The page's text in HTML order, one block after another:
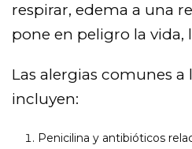
respirar, edema a una
pone en peligro la vida,
Las alergias comunes
incluyen:
Penicilina y antibióticos